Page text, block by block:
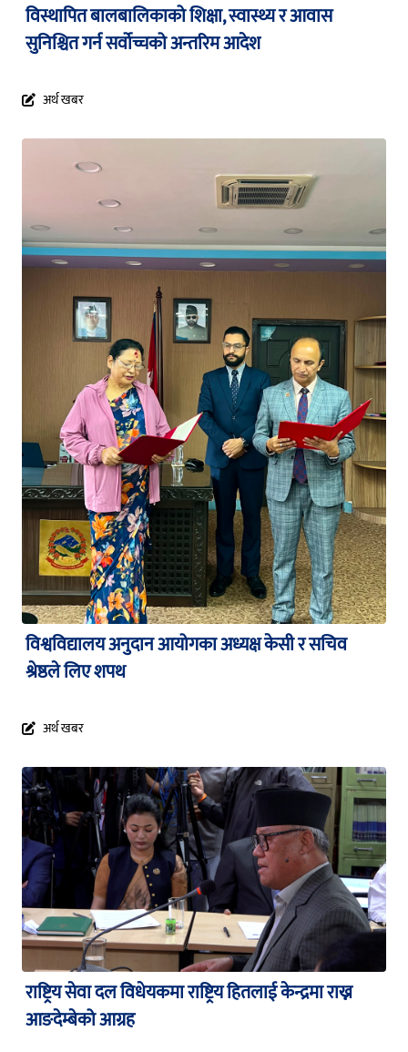
विस्थापित बालबालिकाको शिक्षा, स्वास्थ्य र आवास
सुनिश्चित गर्न सर्वोच्चको अन्तरिम आदेश
अर्थ खबर
विश्वविद्यालय अनुदान आयोगका अध्यक्ष केसी र सचिव
श्रेष्ठले लिए शपथ
अर्थ खबर
राष्ट्रिय सेवा दल विधेयकमा राष्ट्रिय हितलाई केन्द्रमा राख्न
आङदेम्बेको आग्रह